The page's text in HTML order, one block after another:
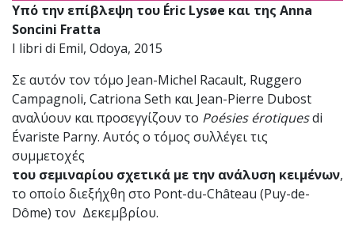
Υπό την επίβλεψη του Éric Lysøe και της Anna
Soncini Fratta
I libri di Emil, Odoya, 2015
Σε αυτόν τον τόμο Jean-Michel Racault, Ruggero
Campagnoli, Catriona Seth και Jean-Pierre Dubost
αναλύουν και προσεγγίζουν το Poésies érotiquesdi
Évariste Parny. Αυτός ο τόμος συλλέγει τις
συμμετοχές
του σεμιναρίου σχετικά με την ανάλυση κειμένων,
το οποίο διεξήχθη στο Pont-du-Château (Puy-de-
Dôme) τον Δεκεμβρίου.